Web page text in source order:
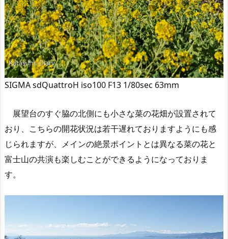
SIGMA sdQuattroH iso100 F13 1/80sec 63mm
展望台のすぐ脇の北側にも小さな菜の花畑が設置されて
おり、こちらの開花状況は若干遅れておりますようにも感
じられますが、メインの絶景ポイントとは異なる菜の花と
富士山の共演も楽しむことができるようになっておりま
す。